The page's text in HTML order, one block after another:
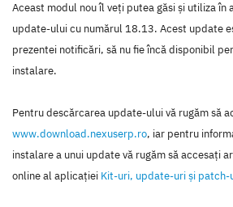
Aceast modul nou îl veţi putea găsi şi utiliza
update-ului cu numărul 18.13. Acest update
prezentei notificări, să nu fie încă disponibil
instalare.
Pentru descărcarea update-ului vă rugăm să
www.download.nexuserp.ro, iar pentru
instalare a unui update vă rugăm să accesaţi
online al aplicaţiei Kit-uri, update-uri şi patch-